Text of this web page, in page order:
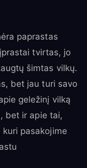
paprastas
tvirtas, jo
šimtas vilkų.
bet jau turi savo
geležinį vilką
bet ir apie tai,
pasakojime